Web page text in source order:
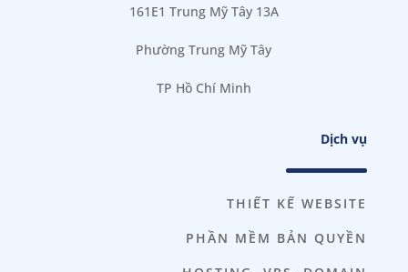
161E1 Trung Mỹ Tây 13A
Phường Trung Mỹ Tây
TP Hồ Chí Minh
Dịch vụ
THIẾT KẾ WEBSITE
PHẦN MỀM BẢN QUYỀN